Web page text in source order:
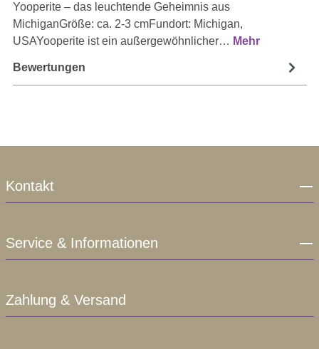
Yooperite – das leuchtende Geheimnis aus
MichiganGröße: ca. 2-3 cmFundort: Michigan,
USAYooperite ist ein außergewöhnlicher… Mehr
Bewertungen
Kontakt
Service & Informationen
Zahlung & Versand